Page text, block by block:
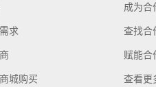
求
城购买
成为合
查找合
赋能合
查看更